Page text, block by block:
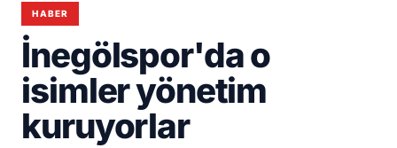
HABER
İnegölspor'da o
isimler yönetim
kuruyorlar